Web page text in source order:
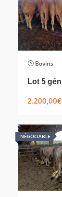
Bovins
2.200,00€
NÉGOCIABLE